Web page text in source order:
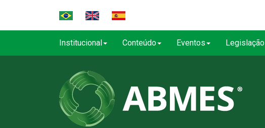
Institucional Conteúdo Eventos Legislação